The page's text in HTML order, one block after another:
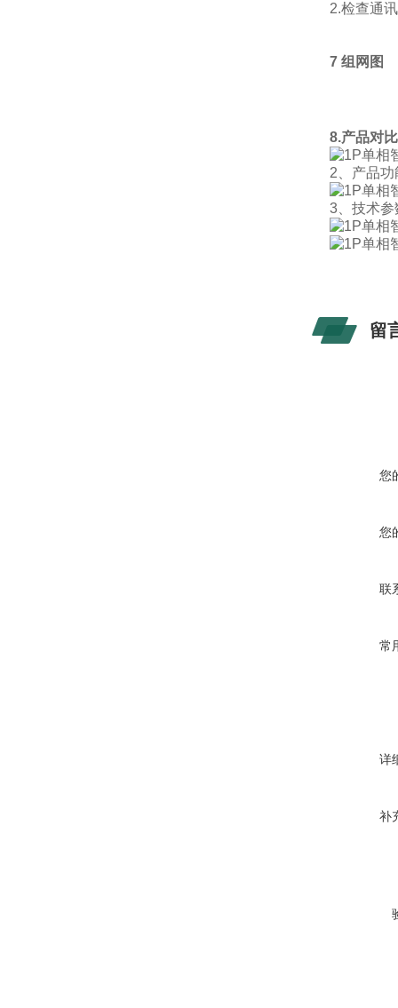
2.检查通
7 组网图
8.产品对比
2、产品功
3、技术参
留
您
您
联
常
详
补